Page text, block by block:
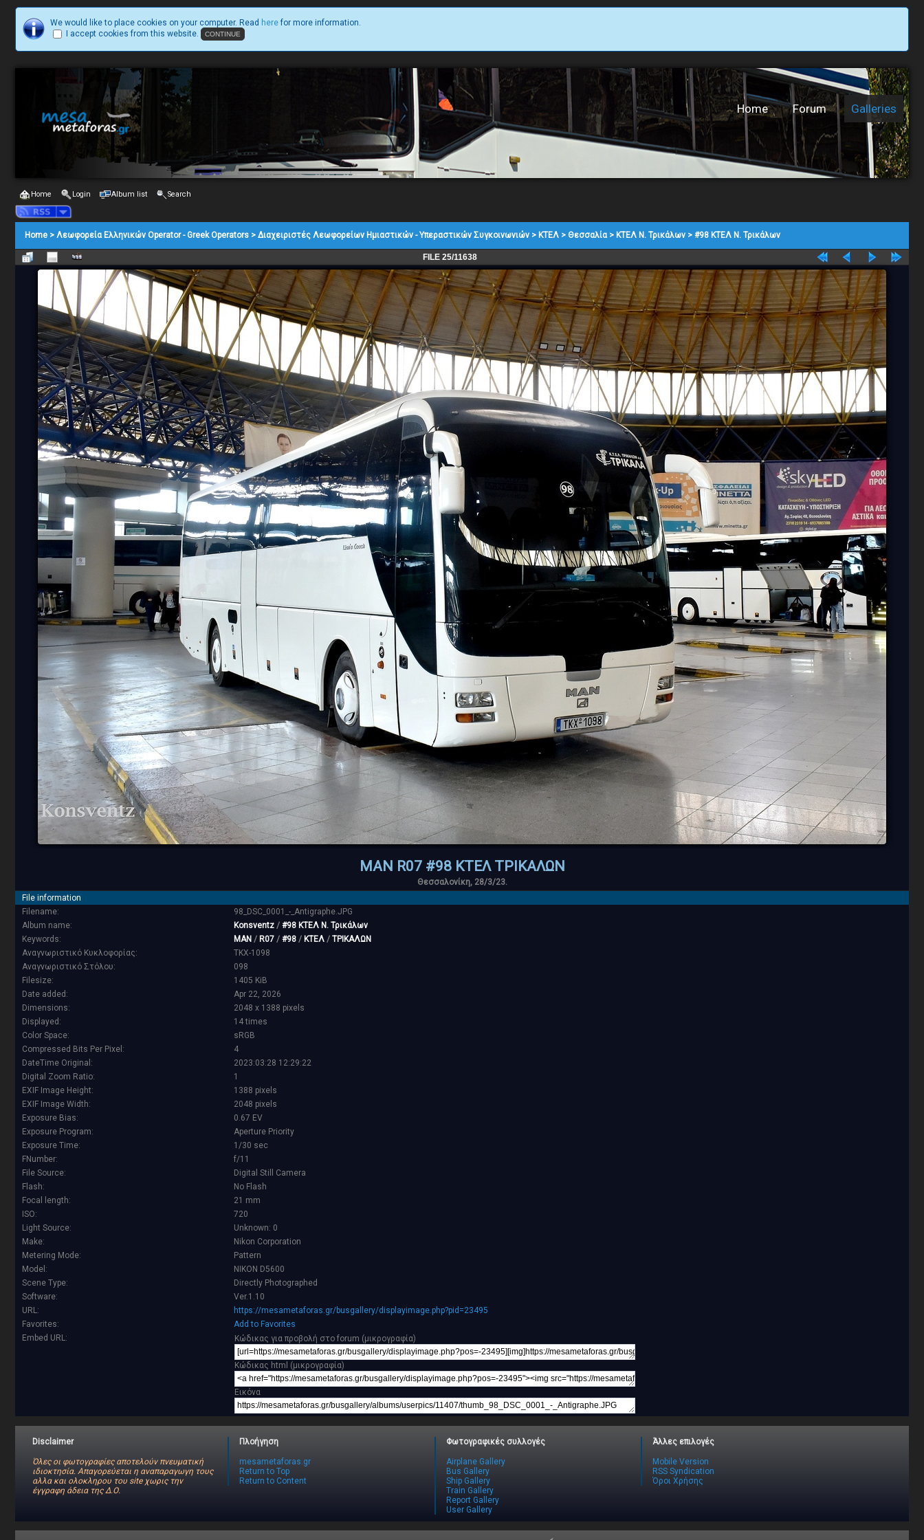
We would like to place cookies on your computer. Read here for more information.
I accept cookies from this website.
Home Forum Galleries
Home Login Album list Search
Home > Λεωφορεία Ελληνικών Operator - Greek Operators > Διαχειριστές Λεωφορείων Ημιαστικών - Υπεραστικών Συγκοινωνιών > ΚΤΕΛ > Θεσσαλία> ΚΤΕΛ Ν. Τρικάλων > #98 ΚΤΕΛ Ν. Τρικάλων
FILE 25/11638
MAN R07 #98 ΚΤΕΛ ΤΡΙΚΑΛΩΝ
Θεσσαλονίκη, 28/3/23.
File information
Filename:
98_DSC_0001_-_Antigraphe.JPG
Album name:
Konsventz / #98 ΚΤΕΛ Ν. Τρικάλων
Keywords:
MAN / R07 / #98 / ΚΤΕΛ / ΤΡΙΚΑΛΩΝ
Αναγνωριστικό Κυκλοφορίας:
TKX-1098
Αναγνωριστικό Στόλου:
098
Filesize:
1405 KiB
Date added:
Apr 22, 2026
Dimensions:
2048 x 1388 pixels
Displayed:
14 times
Color Space:
sRGB
Compressed Bits Per Pixel:
4
DateTime Original:
2023:03:28 12:29:22
Digital Zoom Ratio:
1
EXIF Image Height:
1388 pixels
EXIF Image Width:
2048 pixels
Exposure Bias:
0.67 EV
Exposure Program:
Aperture Priority
Exposure Time:
1/30 sec
FNumber:
f/11
File Source:
Digital Still Camera
Flash:
No Flash
Focal length:
21 mm
ISO:
720
Light Source:
Unknown: 0
Make:
Nikon Corporation
Metering Mode:
Pattern
Model:
NIKON D5600
Scene Type:
Directly Photographed
Software:
Ver.1.10
URL:
https://mesametaforas.gr/busgallery/displayimage.php?pid=23495
Favorites:
Add to Favorites
Embed URL:
Κώδικας για προβολή στο forum (μικρογραφία)
Κώδικας html (μικρογραφία)
Εικόνα
Disclaimer
Όλες οι φωτογραφίες αποτελούν πνευματική
ιδιοκτησία. Απαγορεύεται η αναπαραγωγη τους
αλλα και ολοκληρου του site χωρις την
έγγραφη άδεια της Δ.Ο.
Πλοήγηση
mesametaforas.gr
Return to Top
Return to Content
Φωτογραφικές συλλογές
Airplane Gallery
Bus Gallery
Ship Gallery
Train Gallery
Report Gallery
User Gallery
Άλλες επιλογές
Mobile Version
RSS Syndication
Όροι Χρήσης